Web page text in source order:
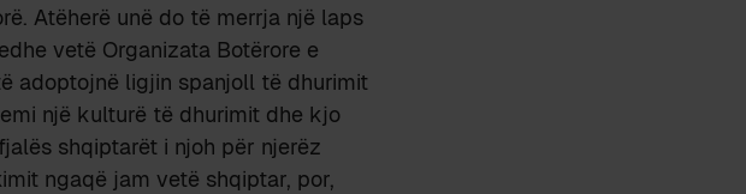
Atëherë unë do të merrja një laps
vetë Organizata Botërore e
adoptojnë ligjin spanjoll të dhurimit
një kulturë të dhurimit dhe kjo
shqiptarët i njoh për njerëz
ngaqë jam vetë shqiptar, por,